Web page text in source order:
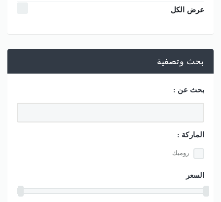
عرض الكل
بحث وتصفية
بحث عن :
الماركة :
روميك
السعر